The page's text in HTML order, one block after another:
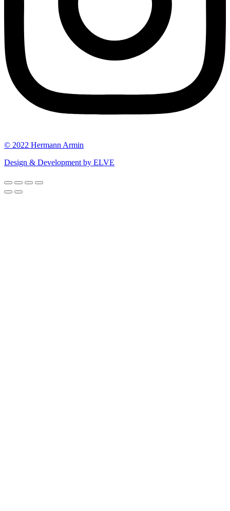
© 2022 Hermann Armin
Design & Development by ELVE